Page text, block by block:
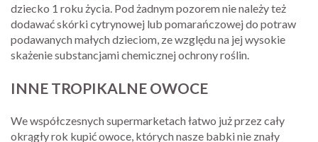
dziecko 1 roku życia. Pod żadnym pozorem nie należy też
dodawać skórki cytrynowej lub pomarańczowej do potraw
podawanych małych dzieciom, ze względu na jej wysokie
skażenie substancjami chemicznej ochrony roślin.
INNE TROPIKALNE OWOCE
We współczesnych supermarketach łatwo już przez cały
okrągły rok kupić owoce, których nasze babki nie znały